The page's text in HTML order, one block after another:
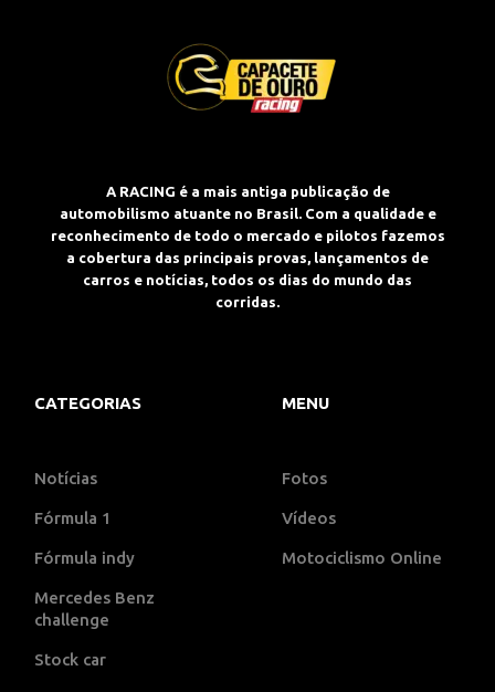
A RACING é a mais antiga publicação de
automobilismo atuante no Brasil. Com a qualidade e
reconhecimento de todo o mercado e pilotos fazemos
a cobertura das principais provas, lançamentos de
carros e notícias, todos os dias do mundo das
corridas.
CATEGORIAS
Notícias
Fórmula 1
Fórmula indy
Mercedes Benz
challenge
Stock car
MENU
Fotos
Vídeos
Motociclismo Online